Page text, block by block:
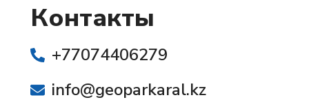
Контакты
+77074406279
info@geoparkaral.kz